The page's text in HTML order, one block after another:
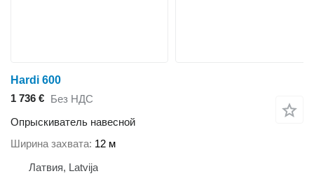
Hardi 600
1 736 € Без НДС
Опрыскиватель навесной
Ширина захвата 12 м
Латвия, Latvija